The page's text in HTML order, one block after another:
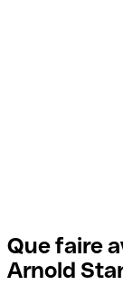
Que faire
Arnold